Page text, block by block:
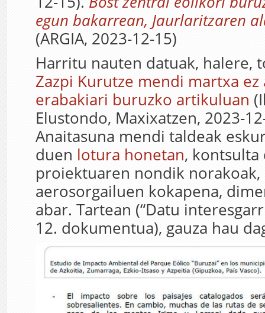
egun bakarrean, Jaurlaritzaren
(ARGIA, 2023-12-15)
Harritu nauten datuak, halere,
Zazpi Kurutze mendi martxa
erabakiari buruzko artikuluan
Elustondo, Maxixatzen, 2023-
Anaitasuna mendi taldeak
duen lotura honetan, kontsulta
proiektuaren nondik
aerosorgailuen kokapena,
abar. Tartean (“Datu
12. dokumentua), gauza hau